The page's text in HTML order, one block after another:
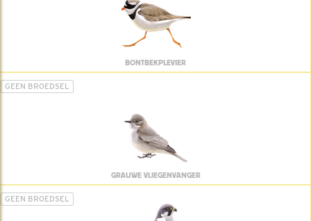
BONTBEKPLEVIER
GEEN BROEDSEL
GRAUWE VLIEGENVANGER
GEEN BROEDSEL